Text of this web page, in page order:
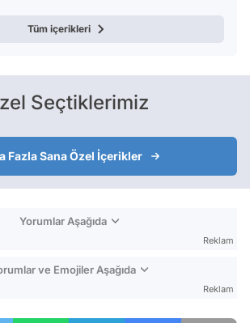
Tüm içerikleri
Seçtiklerimiz
Fazla Sana Özel İçerikler
Yorumlar Aşağıda
Reklam
ve Emojiler Aşağıda
Reklam